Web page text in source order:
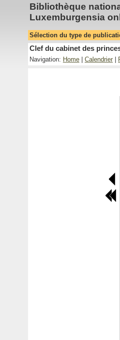
Bibliothèque
Luxemburgensia
Sélection du type de
Clef du cabinet des
Navigation: Home Calendrier